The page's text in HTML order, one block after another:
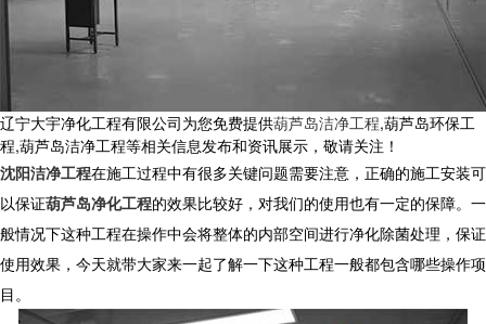
辽宁大宇净化工程有限公司为您免费提供葫芦岛洁净工程,葫芦岛环保工
程,葫芦岛洁净工程等相关信息发布和资讯展示，敬请关注！
沈阳洁净工程在施工过程中有很多关键问题需要注意，正确的施工安装可
以保证葫芦岛净化工程的效果比较好，对我们的使用也有一定的保障。一
般情况下这种工程在操作中会将整体的内部空间进行净化除菌处理，保证
使用效果，今天就带大家来一起了解一下这种工程一般都包含哪些操作项
目。